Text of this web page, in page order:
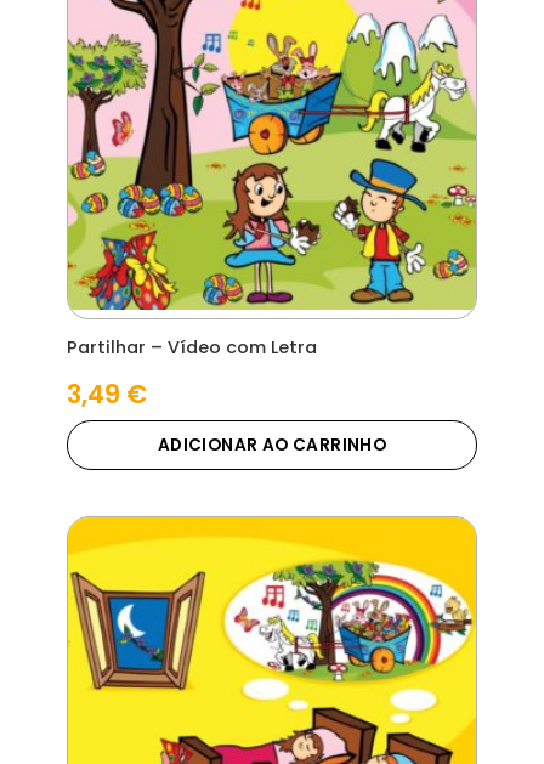
Partilhar – Vídeo com Letra
3,49 €
ADICIONAR AO CARRINHO